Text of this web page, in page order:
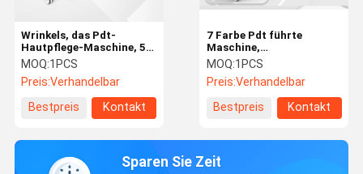
Wrinkels, das Pdt-
Hautpflege-Maschine, 5
Farbrote blaue gelbe
Gesichtslichttherapie-
Maschine entfernt
MOQ:1PCS
Preis:Verhandelbar
Bestpreis
Kontakt
7 Farbe Pdt führte
Maschine,
Gesichtsausrüstung der
Hautpflege-650W kein
Stillstandszeit-einfacher
MOQ:1PCS
Preis:Verhandelbar
Bestpreis
Kontakt
Sparen Sie Zeit